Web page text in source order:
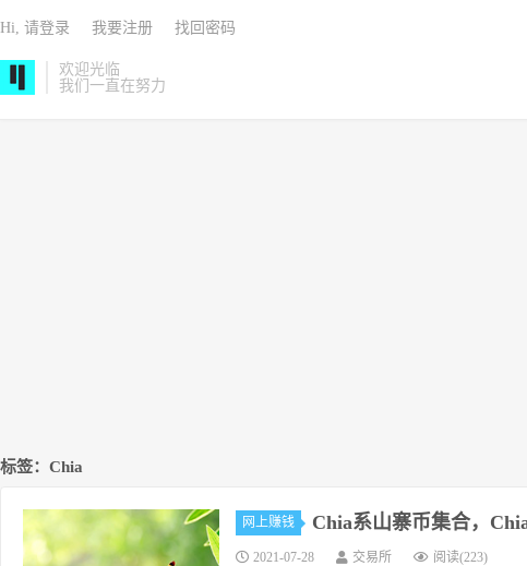
欢迎光临
我们一直在努力
Hi, 请登录 我要注册 找回密码
标签：Chia
网上赚钱 Chia系山寨币集合，
2021-07-28 交易所 阅读(223)